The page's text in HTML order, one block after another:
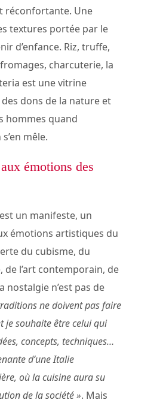
réconfortante. Une
textures portée par le
d’enfance. Riz, truffe,
fromages, charcuterie, la
est une vitrine
dons de la nature et
hommes quand
mêle.
émotions des
un manifeste, un
émotions artistiques du
du cubisme, du
de l’art contemporain, de
nostalgie n’est pas de
ne doivent pas faire
je souhaite être celui qui
concepts, techniques…
d’une Italie
où la cuisine aura su
de la société ». Mais